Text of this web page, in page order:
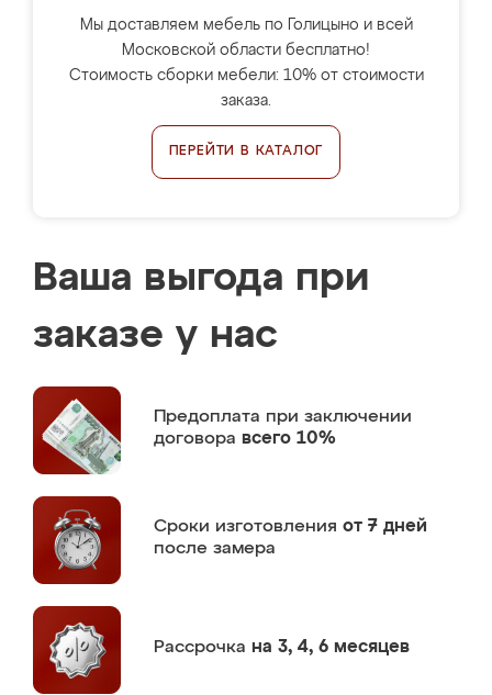
Мы доставляем мебель по Голицыно и всей
Московской области бесплатно!
Стоимость сборки мебели: 10% от стоимости
заказа.
ПЕРЕЙТИ В КАТАЛОГ
Ваша выгода при
заказе у нас
Предоплата при заключении
договора всего 10%
Сроки изготовления от 7 дней
после замера
Рассрочка на 3, 4, 6 месяцев